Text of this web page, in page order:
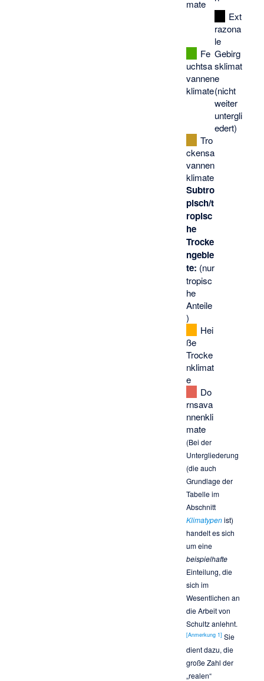
mate
Fe
uchtsa
vannen
klimate
Ext
razona
le
Gebirg
sklimat
e
(nicht
weiter
untergli
edert)
Tro
ckensa
vannen
klimate
Subtro
pisch/t
ropisc
he
Trocke
ngebie
te: (nur
tropisc
he
Anteile
)
Hei
ße
Trocke
nklimat
e
Do
rnsava
nnenkli
mate
(Bei der
Untergliederung
(die auch
Grundlage der
Tabelle im
Abschnitt
Klimatypenist)
handelt es sich
um eine
beispielhafte
Einteilung, die
sich im
Wesentlichen an
die Arbeit von
Schultz anlehnt.
[Anmerkung 1] Sie
dient dazu, die
große Zahl der
„realen“